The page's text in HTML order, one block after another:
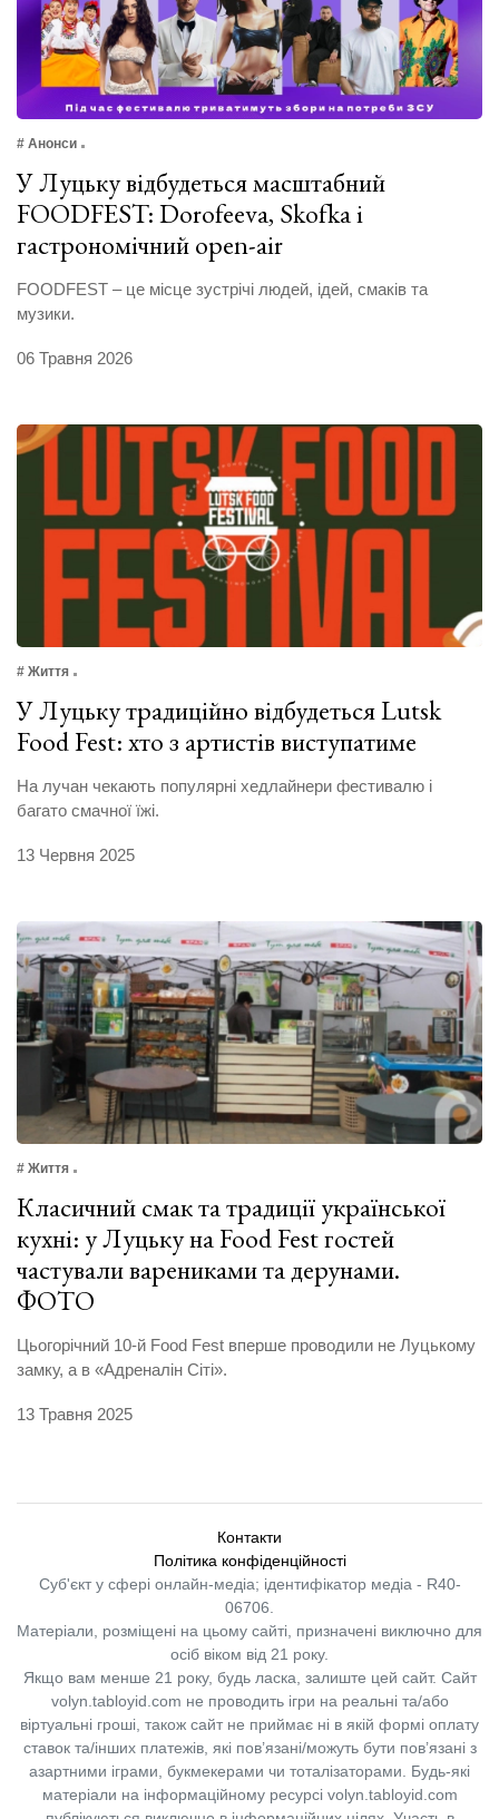
# Анонси
У Луцьку відбудеться масштабний
FOODFEST: Dorofeeva, Skofka і
гастрономічний open-air
FOODFEST – це місце зустрічі людей, ідей, смаків та
музики.
06 Травня 2026
# Життя
У Луцьку традиційно відбудеться Lutsk
Food Fest: хто з артистів виступатиме
На лучан чекають популярні хедлайнери фестивалю і
багато смачної їжі.
13 Червня 2025
# Життя
Класичний смак та традиції української
кухні: у Луцьку на Food Fest гостей
частували варениками та дерунами.
ФОТО
Цьогорічний 10-й Food Fest вперше проводили не Луцькому
замку, а в «Адреналін Сіті».
13 Травня 2025
Контакти
Політика конфіденційності
Суб'єкт у сфері онлайн-медіа; ідентифікатор медіа - R40-
06706.
Матеріали, розміщені на цьому сайті, призначені виключно для
осіб віком від 21 року.
Якщо вам менше 21 року, будь ласка, залиште цей сайт. Сайт
volyn.tabloyid.com не проводить ігри на реальні та/або
віртуальні гроші, також сайт не приймає ні в якій формі оплату
ставок та/інших платежів, які пов’язані/можуть бути пов’язані з
азартними іграми, букмекерами чи тоталізаторами. Будь-які
матеріали на інформаційному ресурсі volyn.tabloyid.com